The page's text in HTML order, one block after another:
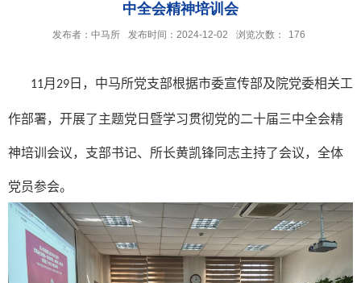
中全会精神培训会
发布者：中马所 发布时间：2024-12-02 浏览次数： 176
11月 29 日，中马所党支部根据市委宣传部及院党委相关工
作部署，开展了主题党日暨学习贯彻党的二十届三中全会精
神培训会议，支部书记、所长黄凯锋同志主持了会议，全体
党员参会。